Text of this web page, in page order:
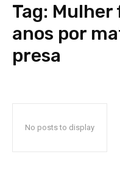
Tag: Mulher
anos por
presa
No posts to display